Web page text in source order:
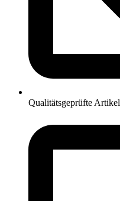
Qualitätsgeprüfte Artikel